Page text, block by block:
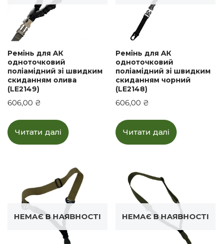
Ремінь для АК
одноточковий
поліамідний зі швидким
скиданням олива
(LE2149)
606,00 ₴
Читати далі
Ремінь для АК
одноточковий
поліамідний зі швидким
скиданням чорний
(LE2148)
606,00 ₴
Читати далі
НЕМАЄ В НАЯВНОСТІ НЕМАЄ В НАЯВНОСТІ